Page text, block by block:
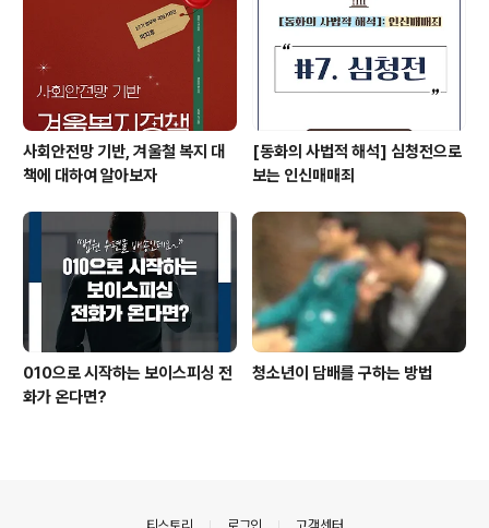
사회안전망 기반, 겨울철 복지 대
책에 대하여 알아보자
[동화의 사법적 해석] 심청전으로
보는 인신매매죄
010으로 시작하는 보이스피싱 전
화가 온다면?
청소년이 담배를 구하는 방법